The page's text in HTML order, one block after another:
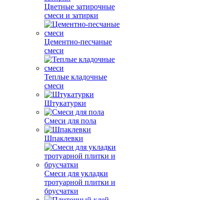
Цветные затирочные
смеси и затирки
Цементно-песчаные
смеси
Теплые кладочные
смеси
Штукатурки
Смеси для пола
Шпаклевки
Смеси для укладки
тротуарной плитки и
брусчатки